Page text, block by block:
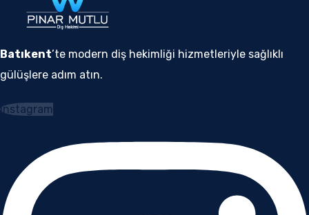
Batıkent’te modern diş hekimliği hizmetleriyle sağlıklı
gülüşlere adım atın.
Instagram